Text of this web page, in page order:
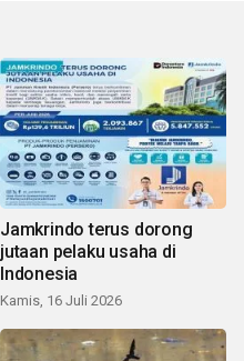
Jamkrindo terus dorong
jutaan pelaku usaha di
Indonesia
Kamis, 16 Juli 2026